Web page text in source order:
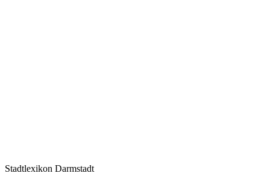
Stadtlexikon Darmstadt